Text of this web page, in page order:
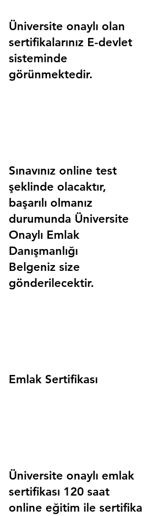
Üniversite onaylı olan
sertifikalarınız E-devlet
sisteminde
görünmektedir.
Sınavınız online test
şeklinde olacaktır,
başarılı olmanız
durumunda Üniversite
Onaylı Emlak
Danışmanlığı
Belgeniz size
gönderilecektir.
Emlak Sertifikası
Üniversite onaylı emlak
sertifikası 120 saat
online eğitim ile sertifika